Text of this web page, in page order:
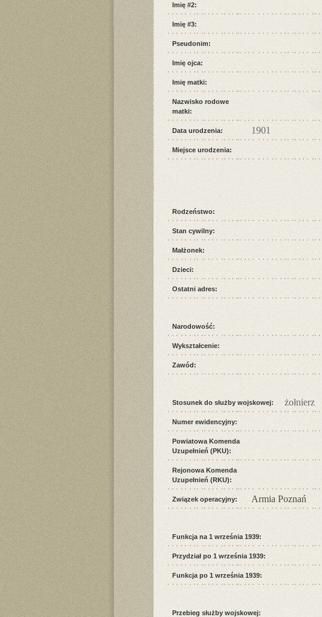
Imię #2:
Imię #3:
Pseudonim:
Imię ojca:
Imię matki:
Nazwisko rodowe
matki:
Data urodzenia: 1901
Miejsce urodzenia:
Rodzeństwo:
Stan cywilny:
Małżonek:
Dzieci:
Ostatni adres:
Narodowość:
Wykształcenie:
Zawód:
Stosunek do służby wojskowej: żołnierz
Numer ewidencyjny:
Powiatowa Komenda
Uzupełnień (PKU):
Rejonowa Komenda
Uzupełnień (RKU):
Związek operacyjny: Armia Poznań
Funkcja na 1 września 1939:
Przydział po 1 września 1939:
Funkcja po 1 września 1939:
Przebieg służby wojskowej: